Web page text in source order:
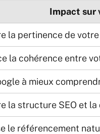
Impact sur
la pertinence de
la cohérence entre
à mieux
la structure SEO et
le référencement